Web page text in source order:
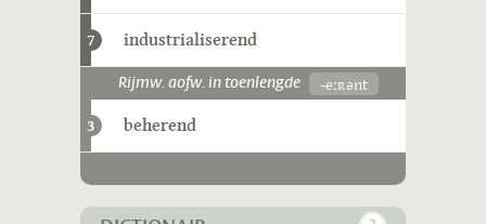
7 industrialiserend
Rijmw. aofw. in toenlengde -eːʀənt
3 beherend